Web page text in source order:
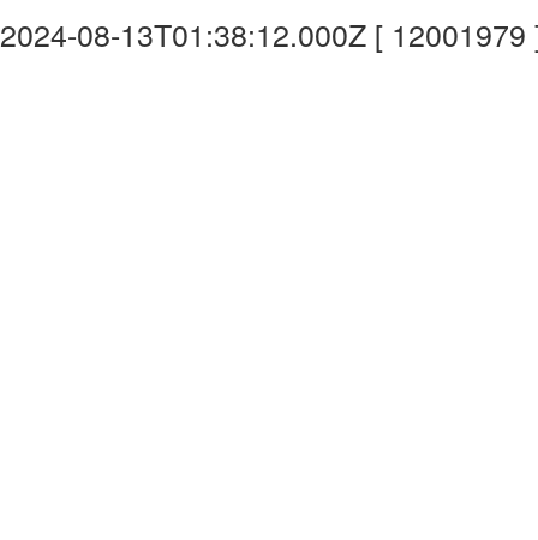
2024-08-13T01:38:12.000Z [ 12001979